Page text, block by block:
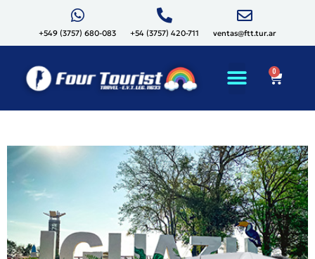
+549 (3757) 680-083 +54 (3757) 420-711 ventas@ftt.tur.ar
0